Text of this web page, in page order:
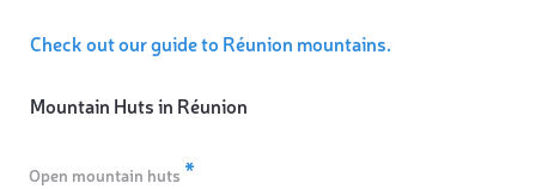
Check out our guide to Réunion mountains.
Mountain Huts in Réunion
Open mountain huts *